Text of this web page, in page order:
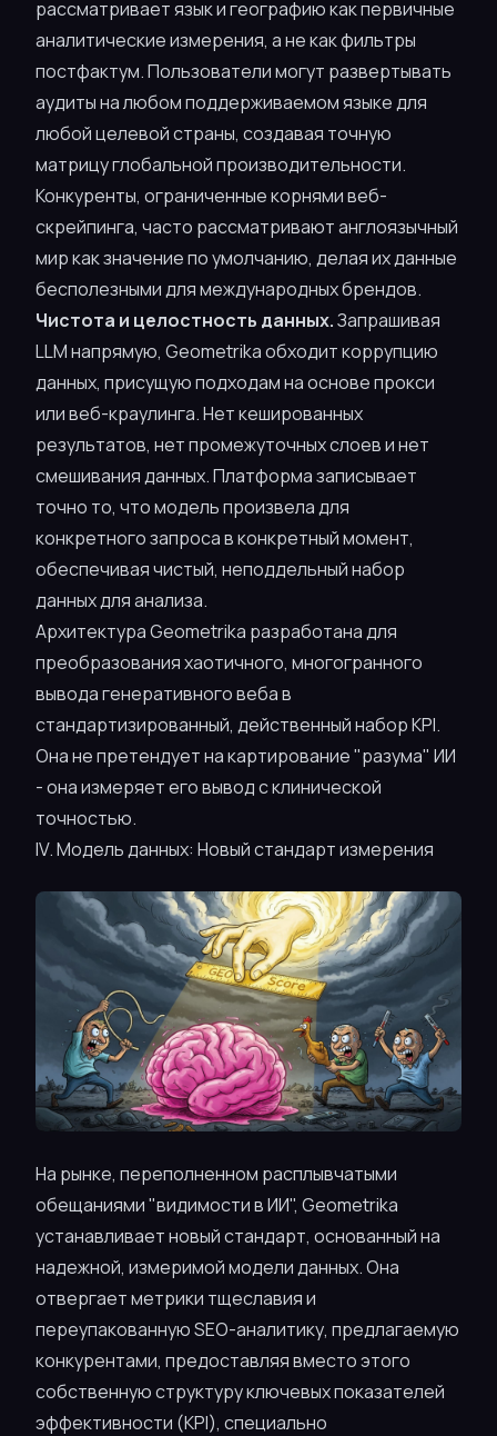
рассматривает язык и географию как первичные
аналитические измерения, а не как фильтры
постфактум. Пользователи могут развертывать
аудиты на любом поддерживаемом языке для
любой целевой страны, создавая точную
матрицу глобальной производительности.
Конкуренты, ограниченные корнями веб-
скрейпинга, часто рассматривают англоязычный
мир как значение по умолчанию, делая их данные
бесполезными для международных брендов.
Чистота и целостность данных.Запрашивая
LLM напрямую, Geometrika обходит коррупцию
данных, присущую подходам на основе прокси
или веб-краулинга. Нет кешированных
результатов, нет промежуточных слоев и нет
смешивания данных. Платформа записывает
точно то, что модель произвела для
конкретного запроса в конкретный момент,
обеспечивая чистый, неподдельный набор
данных для анализа.
Архитектура Geometrika разработана для
преобразования хаотичного, многогранного
вывода генеративного веба в
стандартизированный, действенный набор KPI.
Она не претендует на картирование "разума" ИИ
- она измеряет его вывод с клинической
точностью.
IV. Модель данных: Новый стандарт измерения
На рынке, переполненном расплывчатыми
обещаниями "видимости в ИИ", Geometrika
устанавливает новый стандарт, основанный на
надежной, измеримой модели данных. Она
отвергает метрики тщеславия и
переупакованную SEO-аналитику, предлагаемую
конкурентами, предоставляя вместо этого
собственную структуру ключевых показателей
эффективности (KPI), специально